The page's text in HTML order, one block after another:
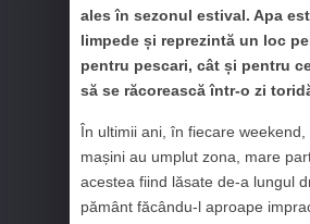
ales în sezonul estival. Apa
limpede și reprezintă un loc
pentru pescari, cât și pentru
să se răcorească într-o zi
În ultimii ani, în fiecare weekend,
mașini au umplut zona, mare
acestea fiind lăsate de-a lungul
pământ făcându-l aproape